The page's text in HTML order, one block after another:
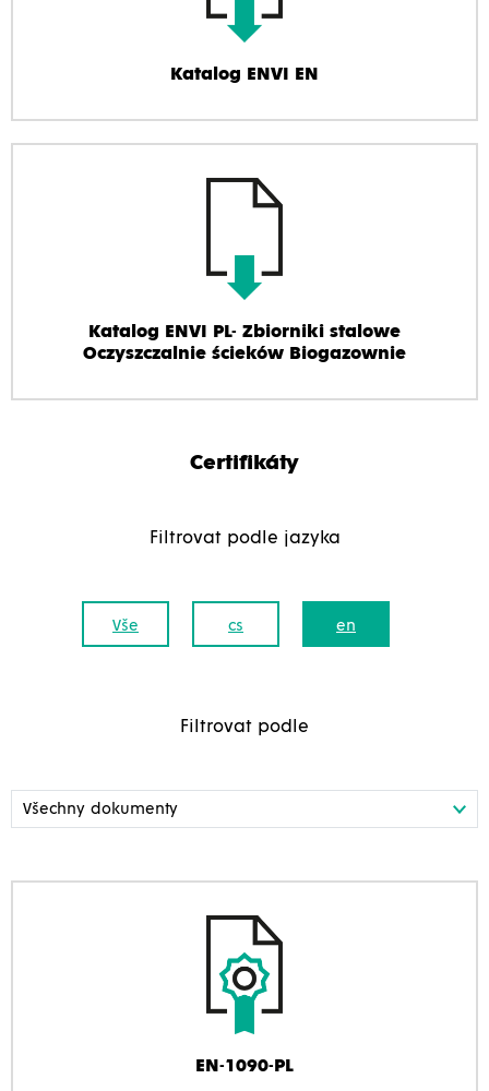
Katalog ENVI EN
Katalog ENVI PL- Zbiorniki stalowe
Oczyszczalnie ścieków Biogazownie
Certifikáty
Filtrovat podle jazyka
Vše cs en
Filtrovat podle
EN-1090-PL